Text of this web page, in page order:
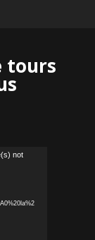
tours
not